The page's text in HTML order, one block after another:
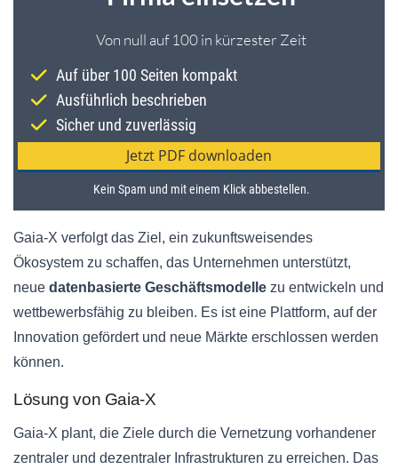
Gaia-X verfolgt das Ziel, ein zukunftsweisendes
Ökosystem zu schaffen, das Unternehmen unterstützt,
neue datenbasierte Geschäftsmodelle zu entwickeln und
wettbewerbsfähig zu bleiben. Es ist eine Plattform, auf der
Innovation gefördert und neue Märkte erschlossen werden
können.
Lösung von Gaia-X
Gaia-X plant, die Ziele durch die Vernetzung vorhandener
zentraler und dezentraler Infrastrukturen zu erreichen. Das